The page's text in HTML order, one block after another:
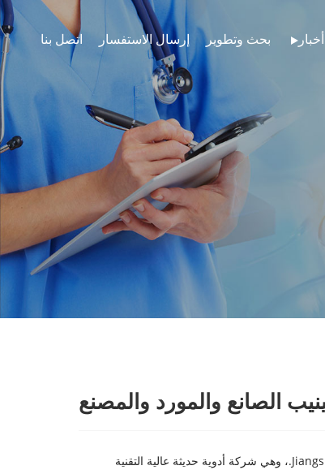
أخبار بحث وتطوير إرسال الاستفسار اتصل بنا
الصانع والمورد والمصنع
شركة Jiangsu Run'an Pharmaceutical Co., Ltd.، وهي شركة فرعية مملوكة بالكامل لشركة Jiangsu Chiatai Qingjiang Pharmaceutical Co., Ltd.، وهي شركة أدوية حديثة عالية التقنية